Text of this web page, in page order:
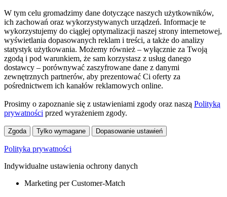
W tym celu gromadzimy dane dotyczące naszych użytkowników,
ich zachowań oraz wykorzystywanych urządzeń. Informacje te
wykorzystujemy do ciągłej optymalizacji naszej strony internetowej,
wyświetlania dopasowanych reklam i treści, a także do analizy
statystyk użytkowania. Możemy również – wyłącznie za Twoją
zgodą i pod warunkiem, że sam korzystasz z usług danego
dostawcy – porównywać zaszyfrowane dane z danymi
zewnętrznych partnerów, aby prezentować Ci oferty za
pośrednictwem ich kanałów reklamowych online.
Prosimy o zapoznanie się z ustawieniami zgody oraz naszą Polityką
prywatności przed wyrażeniem zgody.
Zgoda Tylko wymagane Dopasowanie ustawień
Polityka prywatności
Indywidualne ustawienia ochrony danych
Marketing per Customer-Match